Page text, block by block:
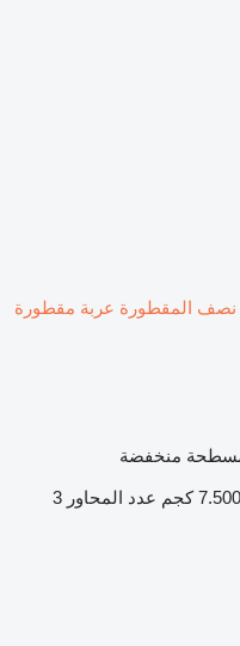
نصف المقطورة عربة مقطورة
مسطحة منخفضة
7.500 كجم عدد المحاور 3